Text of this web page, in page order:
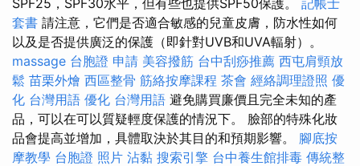
SPF25，SPF30水平，但有些也提供SPF50保護。 記帳士
套書 請注意，它們是否適合敏感的兒童皮膚，防水性如何
以及是否提供廣泛的保護（即針對UVB和UVA輻射）。
massage 台胞證 申請 美容撥筋 台中刮痧推薦 西屯肩頸放
鬆 苗栗外燴 西區整骨 筋絡按摩課程 茶會 經絡調理證照 優
化 台灣用語 優化 台灣用語 避免購買廉價且完全未知的產
品，可以在可以質疑輕度保護的情況下。 臉部的特殊化妝
品會提高並增加，具體取決於其目的和預期影響。 腳底按
摩教學 台胞證 照片 沾黏 搜索引擎 台中養生館排毒 傳統整